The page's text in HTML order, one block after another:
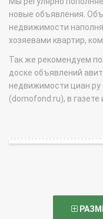
новые объявления.
недвижимости
хозяевами квартир,
Так же рекомендуем
доске объявлений
недвижимости циан.ру
(domofond.ru), в газете